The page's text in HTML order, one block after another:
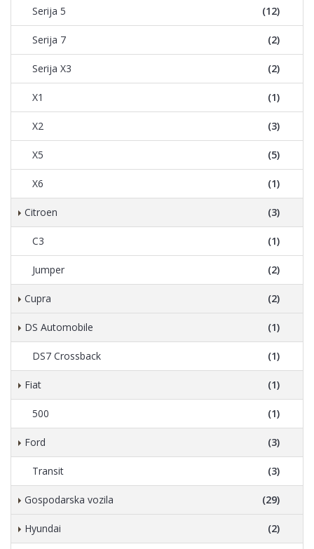
Serija 5 (12)
Serija 7 (2)
Serija X3 (2)
X1 (1)
X2 (3)
X5 (5)
X6 (1)
Citroen (3)
C3 (1)
Jumper (2)
Cupra (2)
DS Automobile (1)
DS7 Crossback (1)
Fiat (1)
500 (1)
Ford (3)
Transit (3)
Gospodarska vozila (29)
Hyundai (2)